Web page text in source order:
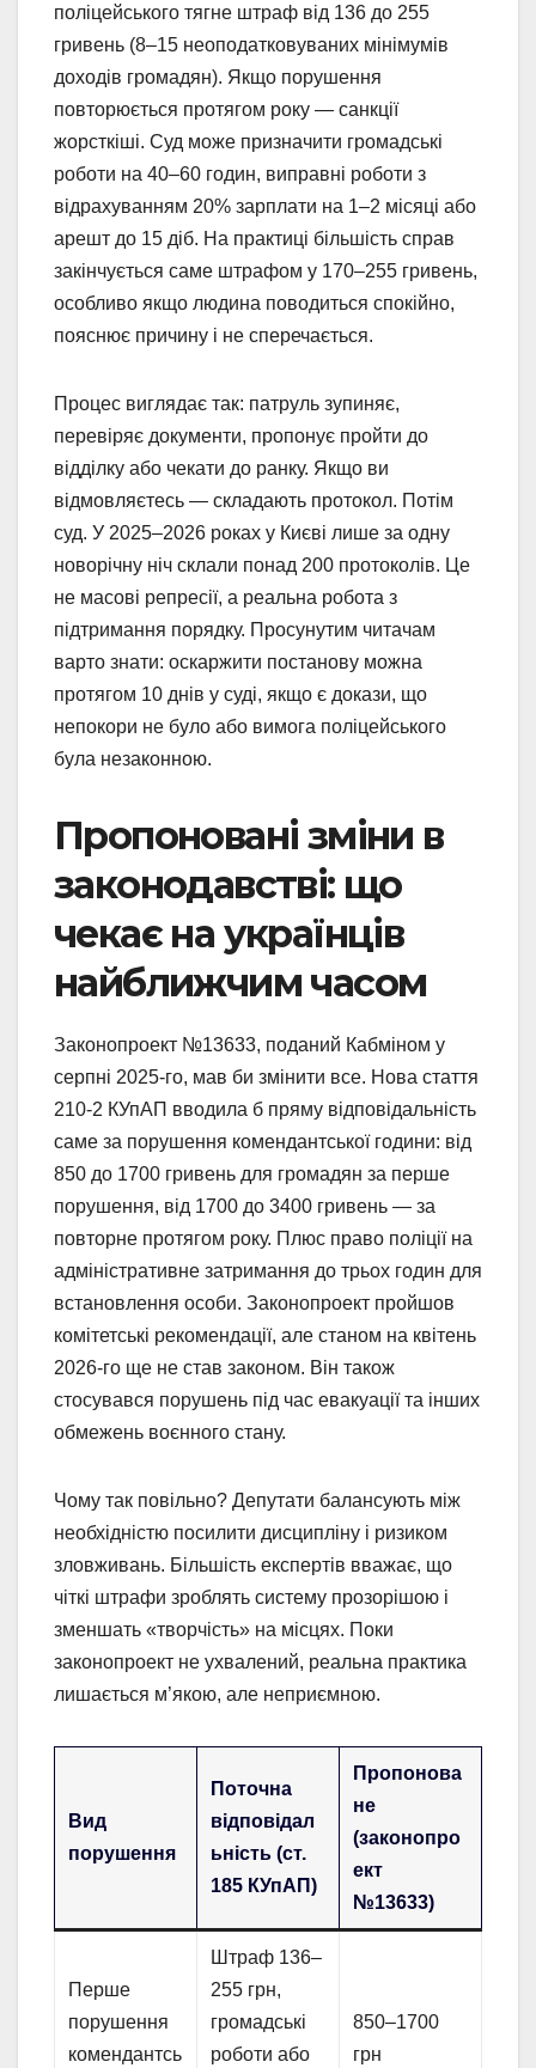
поліцейського тягне штраф від 136 до 255
гривень (8–15 неоподатковуваних мінімумів
доходів громадян). Якщо порушення
повторюється протягом року — санкції
жорсткіші. Суд може призначити громадські
роботи на 40–60 годин, виправні роботи з
відрахуванням 20% зарплати на 1–2 місяці або
арешт до 15 діб. На практиці більшість справ
закінчується саме штрафом у 170–255 гривень,
особливо якщо людина поводиться спокійно,
пояснює причину і не сперечається.
Процес виглядає так: патруль зупиняє,
перевіряє документи, пропонує пройти до
відділку або чекати до ранку. Якщо ви
відмовляєтесь — складають протокол. Потім
суд. У 2025–2026 роках у Києві лише за одну
новорічну ніч склали понад 200 протоколів. Це
не масові репресії, а реальна робота з
підтримання порядку. Просунутим читачам
варто знати: оскаржити постанову можна
протягом 10 днів у суді, якщо є докази, що
непокори не було або вимога поліцейського
була незаконною.
Пропоновані зміни в
законодавстві: що
чекає на українців
найближчим часом
Законопроект №13633, поданий Кабміном у
серпні 2025-го, мав би змінити все. Нова стаття
210-2 КУпАП вводила б пряму відповідальність
саме за порушення комендантської години: від
850 до 1700 гривень для громадян за перше
порушення, від 1700 до 3400 гривень — за
повторне протягом року. Плюс право поліції на
адміністративне затримання до трьох годин для
встановлення особи. Законопроект пройшов
комітетські рекомендації, але станом на квітень
2026-го ще не став законом. Він також
стосувався порушень під час евакуації та інших
обмежень воєнного стану.
Чому так повільно? Депутати балансують між
необхідністю посилити дисципліну і ризиком
зловживань. Більшість експертів вважає, що
чіткі штрафи зроблять систему прозорішою і
зменшать «творчість» на місцях. Поки
законопроект не ухвалений, реальна практика
лишається м’якою, але неприємною.
Вид
порушення
Поточна
відповідал
ьність (ст.
185 КУпАП)
Пропонова
не
(законопро
ект
№13633)
Перше
порушення
комендантсь
Штраф 136–
255 грн,
громадські
роботи або
850–1700
грн